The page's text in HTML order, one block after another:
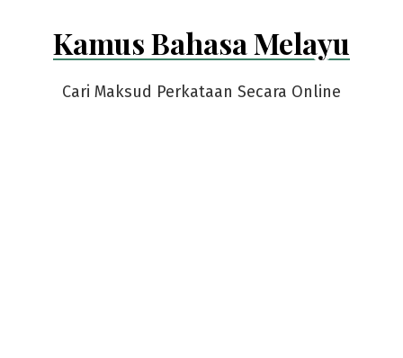
Kamus Bahasa Melayu
Cari Maksud Perkataan Secara Online